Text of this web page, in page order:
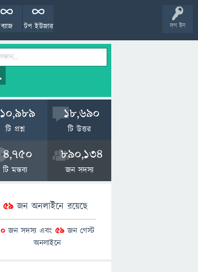
লগ ইন
টপ ইউজার
ব্যাজ
10,989
টি প্রশ্ন
18,690
টি উত্তর
4,750
টি মন্তব্য
890,134
জন সদস্য
59জন অনলাইনে রয়েছে
0জন সদস্য এবং 59জন গেস্ট
অনলাইনে